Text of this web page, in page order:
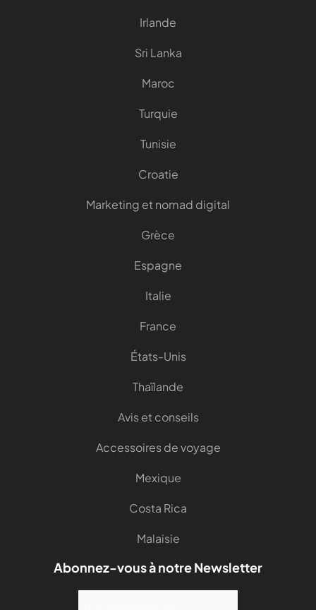
Irlande
Sri Lanka
Maroc
Turquie
Tunisie
Croatie
Marketing et nomad digital
Grèce
Espagne
Italie
France
États-Unis
Thaïlande
Avis et conseils
Accessoires de voyage
Mexique
Costa Rica
Malaisie
Abonnez-vous à notre Newsletter